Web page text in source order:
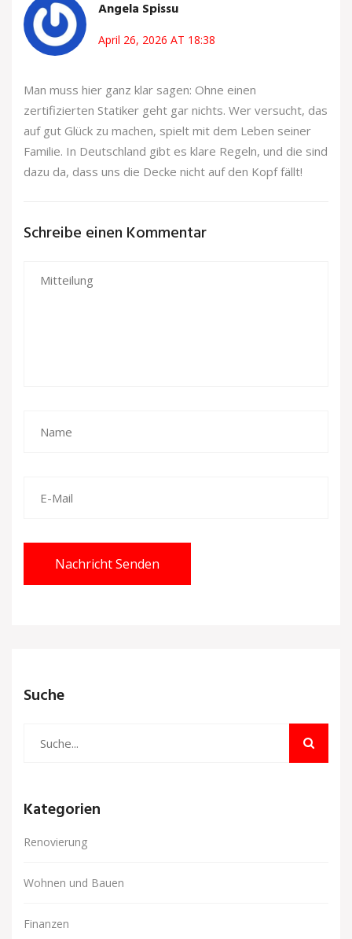
Angela Spissu
April 26, 2026 AT 18:38
Man muss hier ganz klar sagen: Ohne einen
zertifizierten Statiker geht gar nichts. Wer versucht, das
auf gut Glück zu machen, spielt mit dem Leben seiner
Familie. In Deutschland gibt es klare Regeln, und die sind
dazu da, dass uns die Decke nicht auf den Kopf fällt!
Schreibe einen Kommentar
Nachricht Senden
Suche
Kategorien
Renovierung
Wohnen und Bauen
Finanzen